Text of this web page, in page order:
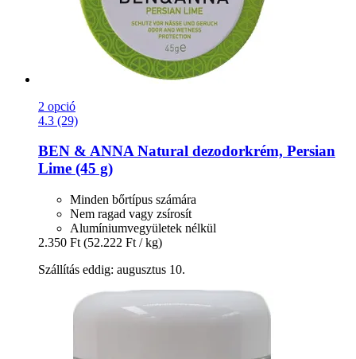
2 opció
4.3 (29)
BEN & ANNANatural dezodorkrém, Persian
Lime (45 g)
Minden bőrtípus számára
Nem ragad vagy zsírosít
Alumíniumvegyületek nélkül
2.350 Ft (52.222 Ft / kg)
Szállítás eddig: augusztus 10.